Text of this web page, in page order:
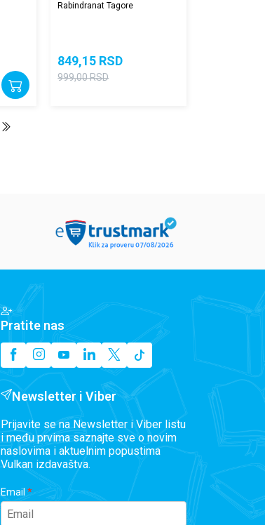
Rabindranat Tagore
849,15 RSD
999,00RSD
Pratite nas
Newsletter i Viber
Prijavite se na Newsletter i Viber listu
i među prvima saznajte sve o novim
naslovima i aktuelnim popustima
Vulkan izdavaštva.
Email